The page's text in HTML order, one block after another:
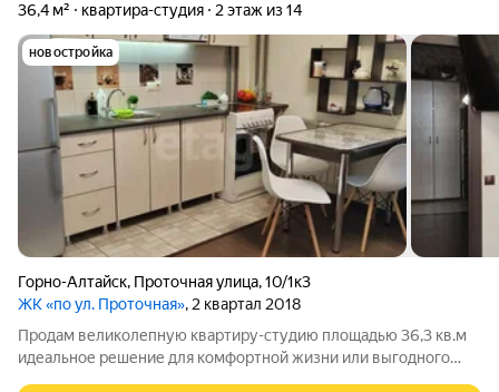
36,4 м² квартира-студия 2 этаж из 14
новостройка
Горно-Алтайск, Проточная улица,10/1к3
ЖК «по ул. Проточная», 2 квартал 2018
Продам великолепную квартиру-студию площадью 36,3 кв.м
идеальное решение для комфортной жизни или выгодного